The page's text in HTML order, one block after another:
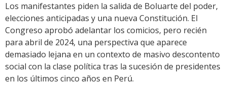
Los manifestantes piden la salida de Boluarte del poder,
elecciones anticipadas y una nueva Constitución. El
Congreso aprobó adelantar los comicios, pero recién
para abril de 2024, una perspectiva que aparece
demasiado lejana en un contexto de masivo descontento
social con la clase política tras la sucesión de presidentes
en los últimos cinco años en Perú.